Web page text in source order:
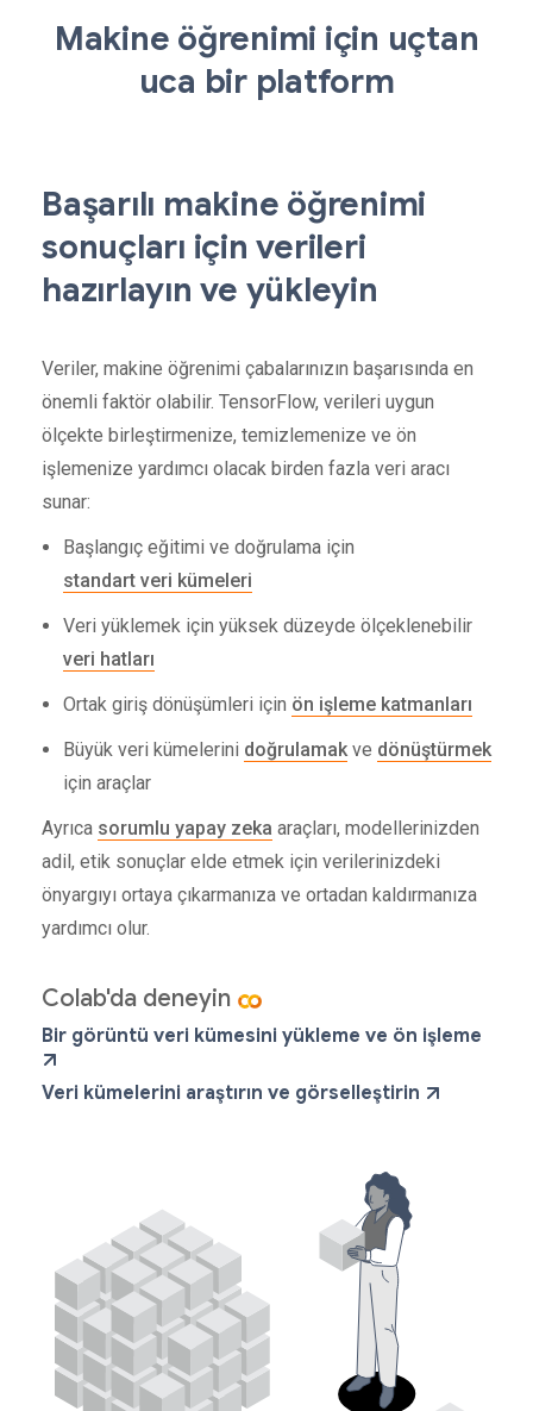
Makine öğrenimi için uçtan
uca bir platform
Başarılı makine öğrenimi
sonuçları için verileri
hazırlayın ve yükleyin
Veriler, makine öğrenimi çabalarınızın başarısında en
önemli faktör olabilir. TensorFlow, verileri uygun
ölçekte birleştirmenize, temizlemenize ve ön
işlemenize yardımcı olacak birden fazla veri aracı
sunar:
Başlangıç ​​eğitimi ve doğrulama için
standart veri kümeleri
Veri yüklemek için yüksek düzeyde ölçeklenebilir
veri hatları
Ortak giriş dönüşümleri için ön işleme katmanları
Büyük veri kümelerini doğrulamakve dönüştürmek
için araçlar
Ayrıca sorumlu yapay zeka araçları, modellerinizden
adil, etik sonuçlar elde etmek için verilerinizdeki
önyargıyı ortaya çıkarmanıza ve ortadan kaldırmanıza
yardımcı olur.
Colab'da deneyin
Bir görüntü veri kümesini yükleme ve ön işleme
Veri kümelerini araştırın ve görselleştirin